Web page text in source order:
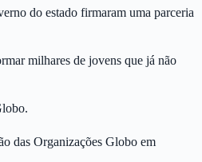
do estado firmaram uma parceria
milhares de jovens que já não
das Organizações Globo em